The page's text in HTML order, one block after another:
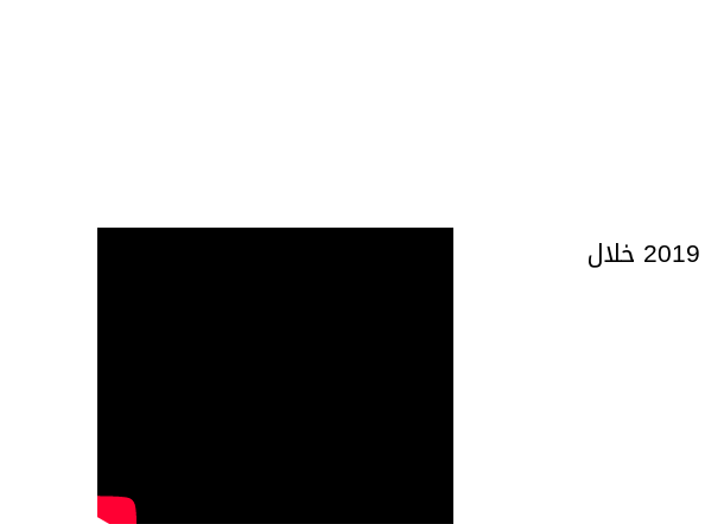
أكدت وكالة الأنباء رويترز مقتل مواطن جزائري اليوم الجمعة 1 مارس 2019 خلال